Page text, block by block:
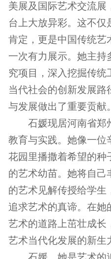
美展及国际艺术交流展
台上大放异彩。这不仅
肯定，更是中国传统艺
一次有力展示。她主持
究项目，深入挖掘传统
当代社会的创新发展路
与发展做出了重要贡献。
石媛现居河南省郑
教育与实践。她像一位
花园里播撒着希望的种
的艺术幼苗。她将自己
的艺术见解传授给学生
追求艺术的真谛。在她
艺术的道路上茁壮成长
艺术当代化发展的新生